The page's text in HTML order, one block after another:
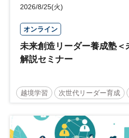
2026/8/25(火)
オンライン
未来創造リーダー養成塾＜
解説セミナー
越境学習 次世代リーダー育成